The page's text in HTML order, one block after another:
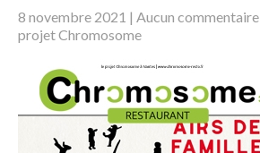
8 novembre 2021 | Aucun commentaire
projet Chromosome